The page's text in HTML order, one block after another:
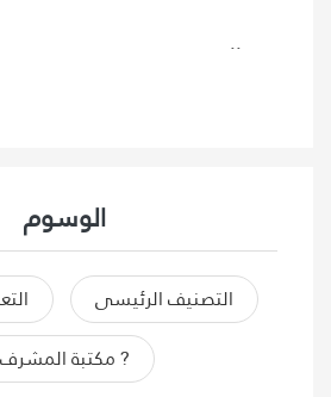
..
الوسوم
التصنيف الرئيسى
? مكتبة المشرف